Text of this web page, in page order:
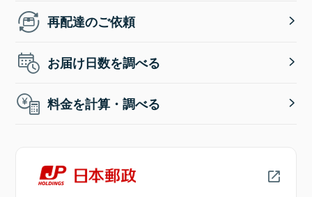
再配達のご依頼
お届け日数を調べる
料金を計算・調べる